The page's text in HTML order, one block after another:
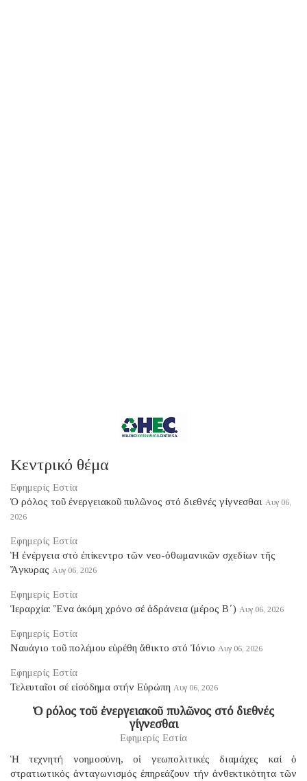
Κεντρικό θέμα
Εφημερίς Εστία
Ὁ ρόλος τοῦ ἐνεργειακοῦ πυλῶνος στό διεθνές γίγνεσθαι Αυγ 06,
2026
Εφημερίς Εστία
Ἡ ἐνέργεια στό ἐπίκεντρο τῶν νεο-ὀθωμανικῶν σχεδίων τῆς
Ἄγκυρας Αυγ 06, 2026
Εφημερίς Εστία
Ἱεραρχία: Ἕνα ἀκόμη χρόνο σέ ἀδράνεια (μέρος B΄) Αυγ 06, 2026
Εφημερίς Εστία
Ναυάγιο τοῦ πολέμου εὑρέθη ἄθικτο στό Ἰόνιο Αυγ 06, 2026
Εφημερίς Εστία
Τελευταῖοι σέ εἰσόδημα στήν Εὐρώπη Αυγ 06, 2026
Ὁ ρόλος τοῦ ἐνεργειακοῦ πυλῶνος στό διεθνές
γίγνεσθαι
Εφημερίς Εστία
Ἡ τεχνητή νοημοσύνη, οἱ γεωπολιτικές διαμάχες καί ὁ
στρατιωτικός ἀνταγωνισμός ἐπηρεάζουν τήν ἀνθεκτικότητα τῶν